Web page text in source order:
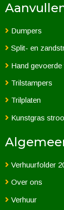
Dumpers
Split- en
Hand
Trilstampers
Trilplaten
Kunstgras
Verhuurfolder
Over ons
Verhuur